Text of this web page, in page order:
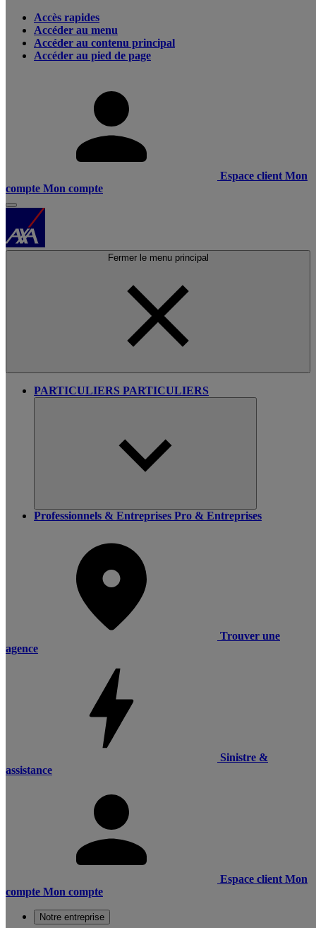
Accès rapides
Accéder au menu
Accéder au contenu principal
Accéder au pied de page
Espace client Mon
compte Mon compte
Fermer le menu principal
PARTICULIERS PARTICULIERS
Professionnels & Entreprises Pro & Entreprises
Trouver une
agence
Sinistre &
assistance
Espace client Mon
compte Mon compte
Notre entreprise